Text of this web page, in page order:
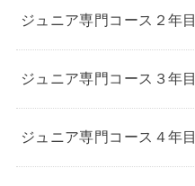
ジュニア専門コース２年目
ジュニア専門コース３年目
ジュニア専門コース４年目